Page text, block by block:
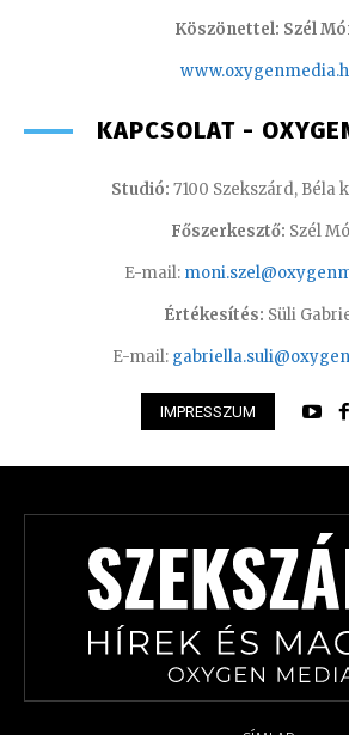
Köszönettel: Szél
KAPCSOLAT -
Studió: 7100 Szekszárd, Béla
Főszerkesztő: Szél
E-mail:
Értékesítés: Süli
E-mail:
IMPRESSZUM